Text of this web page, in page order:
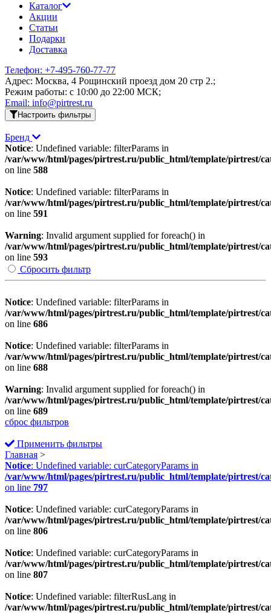
Каталог
Акции
Статьи
Подарки
Доставка
Телефон: +7-495-760-77-77
Адрес: Москва, 4 Рощинский проезд дом 20 стр 2.;
Режим работы: c 10:00 до 22:00 МСК;
Email: info@pirtrest.ru
Настроить фильтры
Бренд
Notice: Undefined variable: filterParams in
/var/www/html/pages/pirtrest.ru/public_html/template/pirtrest/
on line 588
Notice: Undefined variable: filterParams in
/var/www/html/pages/pirtrest.ru/public_html/template/pirtrest/
on line 591
Warning: Invalid argument supplied for foreach() in
/var/www/html/pages/pirtrest.ru/public_html/template/pirtrest/
on line 593
Сбросить фильтр
Notice: Undefined variable: filterParams in
/var/www/html/pages/pirtrest.ru/public_html/template/pirtrest/
on line 686
Notice: Undefined variable: filterParams in
/var/www/html/pages/pirtrest.ru/public_html/template/pirtrest/
on line 688
Warning: Invalid argument supplied for foreach() in
/var/www/html/pages/pirtrest.ru/public_html/template/pirtrest/
on line 689
сброс фильтров
Применить фильтры
Главная >
Notice: Undefined variable: curCategoryParams in
/var/www/html/pages/pirtrest.ru/public_html/template/pirtrest/
on line 797
Notice: Undefined variable: curCategoryParams in
/var/www/html/pages/pirtrest.ru/public_html/template/pirtrest/
on line 806
Notice: Undefined variable: curCategoryParams in
/var/www/html/pages/pirtrest.ru/public_html/template/pirtrest/
on line 807
Notice: Undefined variable: filterRusLang in
/var/www/html/pages/pirtrest.ru/public_html/template/pirtrest/